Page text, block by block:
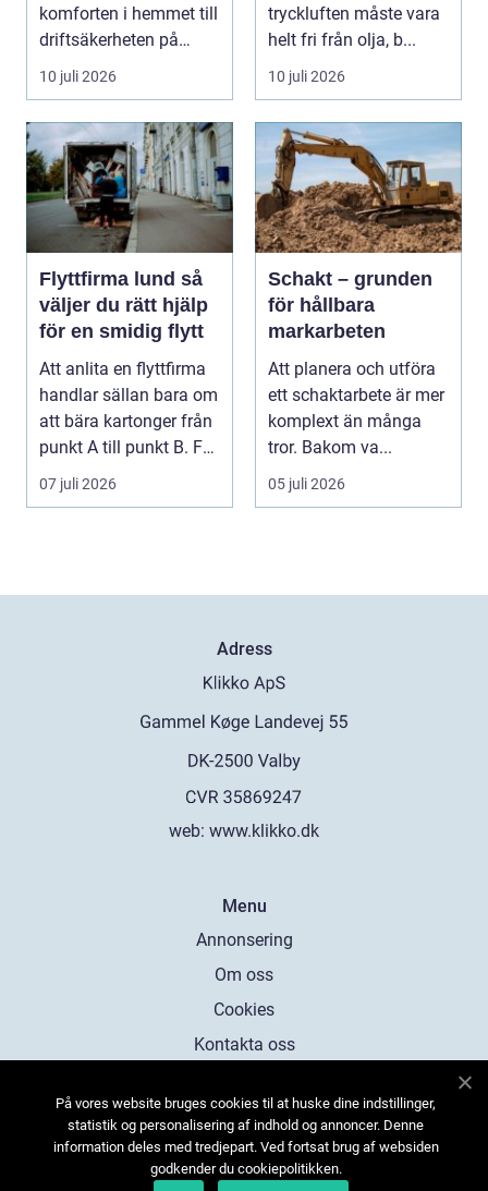
komforten i hemmet till
driftsäkerheten på
jobbet. I en växande ...
10 juli 2026
tryckluften måste vara
helt fri från olja, b...
10 juli 2026
Flyttfirma lund så
väljer du rätt hjälp
för en smidig flytt
Att anlita en flyttfirma
handlar sällan bara om
att bära kartonger från
punkt A till punkt B. För
må...
07 juli 2026
Schakt – grunden
för hållbara
markarbeten
Att planera och utföra
ett schaktarbete är mer
komplext än många
tror. Bakom va...
05 juli 2026
Adress
web: www.klikko.dk
Menu
Annonsering
Om oss
Cookies
Kontakta oss
På vores website bruges cookies til at huske dine indstillinger,
statistik og personalisering af indhold og annoncer. Denne
information deles med tredjepart. Ved fortsat brug af websiden
godkender du cookiepolitikken.